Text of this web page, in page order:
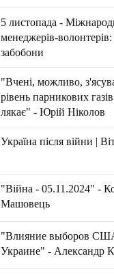
5 листопада -
менеджерів-
забобони
"Вчені, можливо,
рівень парникових
лякає" - Юрій Ніколов
Україна після війни |
"Війна - 05.11.2024" -
Машовець
"Влияние выборов
Украине" - Александр